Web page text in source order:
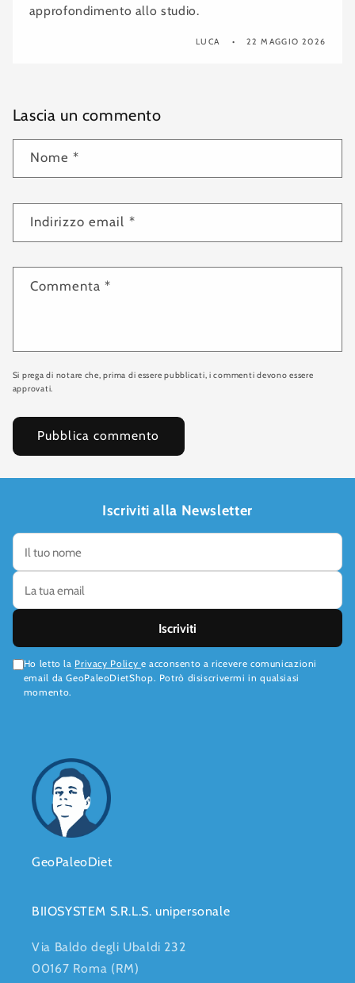
approfondimento allo studio.
LUCA 22 MAGGIO 2026
Lascia un commento
Nome *
Indirizzo email *
Commenta*
Si prega di notare che, prima di essere pubblicati, i commenti devono essere
approvati.
Iscriviti alla Newsletter
Iscriviti
Ho letto la Privacy Policy e acconsento a ricevere comunicazioni
email da GeoPaleoDietShop. Potrò disiscrivermi in qualsiasi
momento.
GeoPaleoDiet
BIIOSYSTEM S.R.L.S. unipersonale
Via Baldo degli Ubaldi 232
00167 Roma (RM)